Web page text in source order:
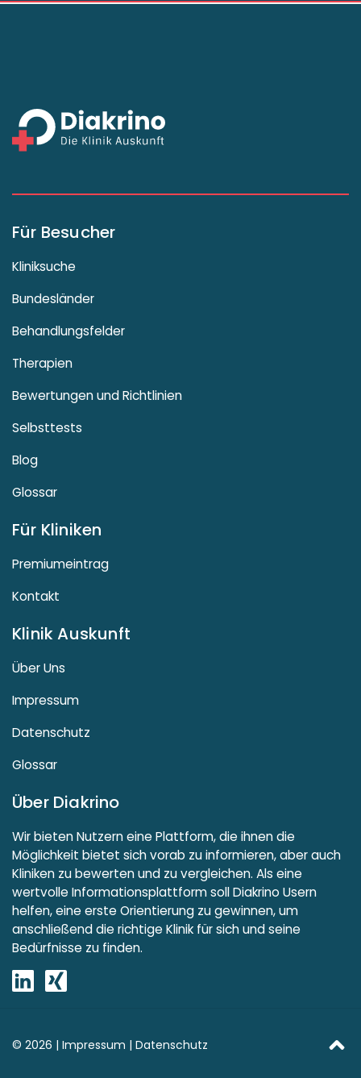
Für Besucher
Kliniksuche
Bundesländer
Behandlungsfelder
Therapien
Bewertungen und Richtlinien
Selbsttests
Blog
Glossar
Für Kliniken
Premiumeintrag
Kontakt
Klinik Auskunft
Über Uns
Impressum
Datenschutz
Glossar
Über Diakrino
Wir bieten Nutzern eine Plattform, die ihnen die
Möglichkeit bietet sich vorab zu informieren, aber auch
Kliniken zu bewerten und zu vergleichen. Als eine
wertvolle Informationsplattform soll Diakrino Usern
helfen, eine erste Orientierung zu gewinnen, um
anschließend die richtige Klinik für sich und seine
Bedürfnisse zu finden.
© 2026 | Impressum | Datenschutz